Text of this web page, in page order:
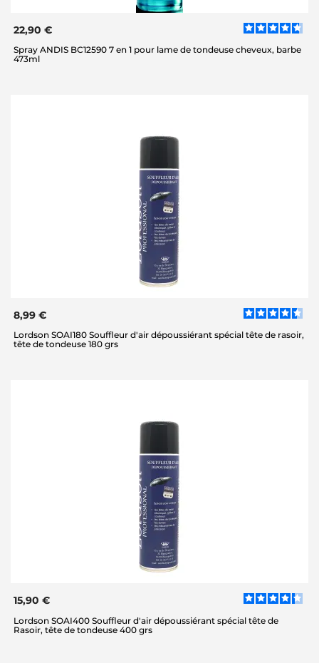
22,90 €
Spray ANDIS BC12590 7 en 1 pour lame de tondeuse cheveux, barbe
473ml
8,99 €
Lordson SOAI180 Souffleur d'air dépoussiérant spécial tête de rasoir,
tête de tondeuse 180 grs
15,90 €
Lordson SOAI400 Souffleur d'air dépoussiérant spécial tête de
Rasoir, tête de tondeuse 400 grs